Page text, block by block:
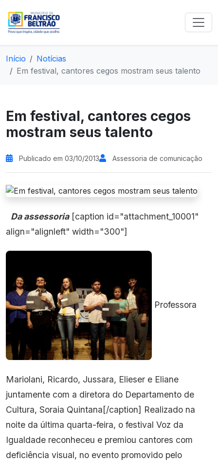
Início
Notícias
Em festival, cantores cegos mostram seus talento
Em festival, cantores cegos
mostram seus talento
Publicado em 03/10/2013 Assessoria de comunicação
Da assessoria[caption id="attachment_10001"
align="alignleft" width="300"]
Professora
Mariolani, Ricardo, Jussara, Elieser e Eliane
juntamente com a diretora do Departamento de
Cultura, Soraia Quintana[/caption] Realizado na
noite da última quarta-feira, o festival Voz da
Igualdade reconheceu e premiou cantores com
deficiência visual, no evento promovido pelo